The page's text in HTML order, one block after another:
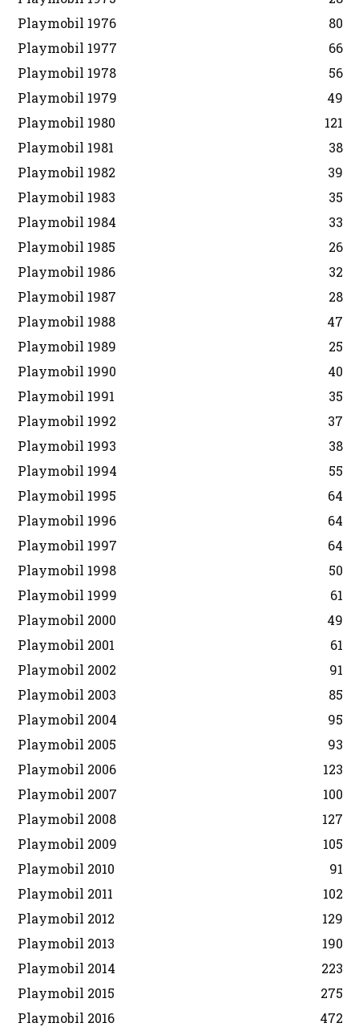
Playmobil 1976
80
Playmobil 1977
66
Playmobil 1978
56
Playmobil 1979
49
Playmobil 1980
121
Playmobil 1981
38
Playmobil 1982
39
Playmobil 1983
35
Playmobil 1984
33
Playmobil 1985
26
Playmobil 1986
32
Playmobil 1987
28
Playmobil 1988
47
Playmobil 1989
25
Playmobil 1990
40
Playmobil 1991
35
Playmobil 1992
37
Playmobil 1993
38
Playmobil 1994
55
Playmobil 1995
64
Playmobil 1996
64
Playmobil 1997
64
Playmobil 1998
50
Playmobil 1999
61
Playmobil 2000
49
Playmobil 2001
61
Playmobil 2002
91
Playmobil 2003
85
Playmobil 2004
95
Playmobil 2005
93
Playmobil 2006
123
Playmobil 2007
100
Playmobil 2008
127
Playmobil 2009
105
Playmobil 2010
91
Playmobil 2011
102
Playmobil 2012
129
Playmobil 2013
190
Playmobil 2014
223
Playmobil 2015
275
Playmobil 2016
472